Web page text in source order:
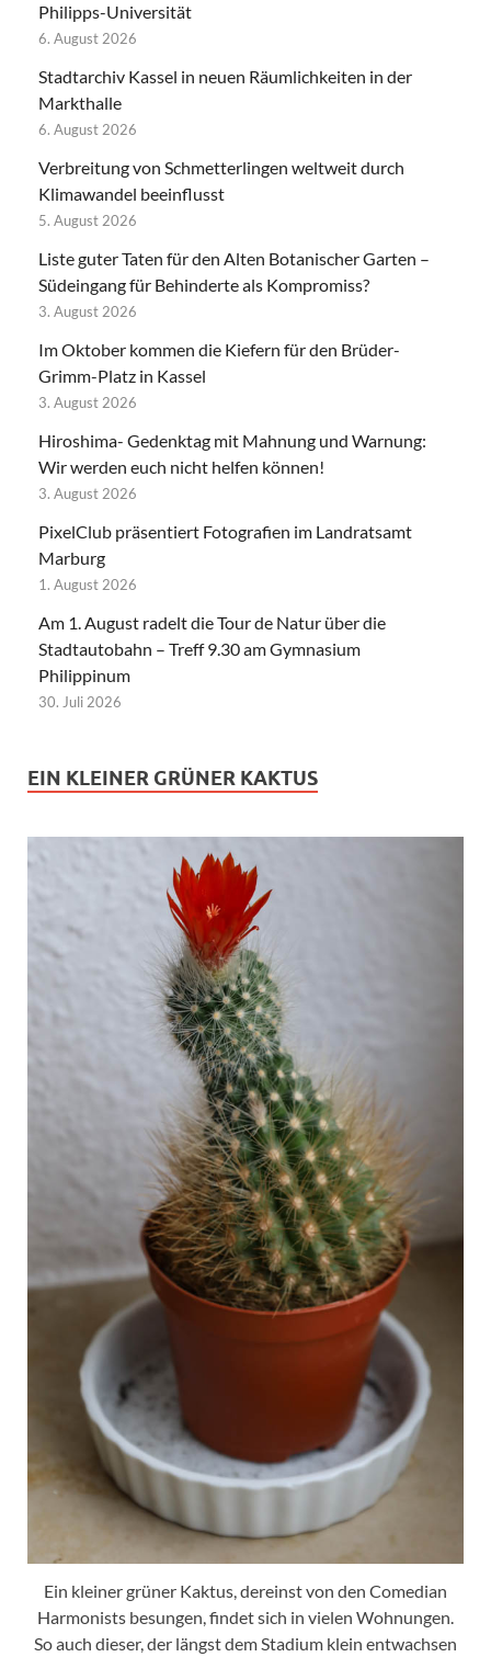
Philipps-Universität
6. August 2026
Stadtarchiv Kassel in neuen Räumlichkeiten in der
Markthalle
6. August 2026
Verbreitung von Schmetterlingen weltweit durch
Klimawandel beeinflusst
5. August 2026
Liste guter Taten für den Alten Botanischer Garten –
Südeingang für Behinderte als Kompromiss?
3. August 2026
Im Oktober kommen die Kiefern für den Brüder-
Grimm-Platz in Kassel
3. August 2026
Hiroshima- Gedenktag mit Mahnung und Warnung:
Wir werden euch nicht helfen können!
3. August 2026
PixelClub präsentiert Fotografien im Landratsamt
Marburg
1. August 2026
Am 1. August radelt die Tour de Natur über die
Stadtautobahn – Treff 9.30 am Gymnasium
Philippinum
30. Juli 2026
EIN KLEINER GRÜNER KAKTUS
Ein kleiner grüner Kaktus, dereinst von den Comedian
Harmonists besungen, findet sich in vielen Wohnungen.
So auch dieser, der längst dem Stadium klein entwachsen